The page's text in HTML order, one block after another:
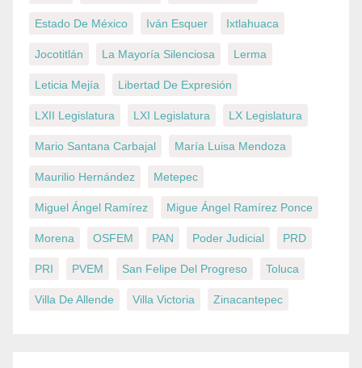
Estado De México Iván Esquer Ixtlahuaca
Jocotitlán La Mayoría Silenciosa Lerma
Leticia Mejía Libertad De Expresión
LXII Legislatura LXI Legislatura LX Legislatura
Mario Santana Carbajal María Luisa Mendoza
Maurilio Hernández Metepec
Miguel Ángel Ramírez Migue Ángel Ramírez Ponce
Morena OSFEM PAN Poder Judicial PRD
PRI PVEM San Felipe Del Progreso Toluca
Villa De Allende Villa Victoria Zinacantepec